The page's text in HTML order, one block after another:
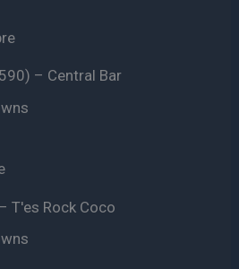
– Central Bar
T'es Rock Coco